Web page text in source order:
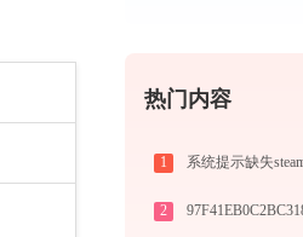
热门内容
1 系统提示缺失
2